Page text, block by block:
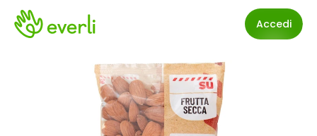
Accedi